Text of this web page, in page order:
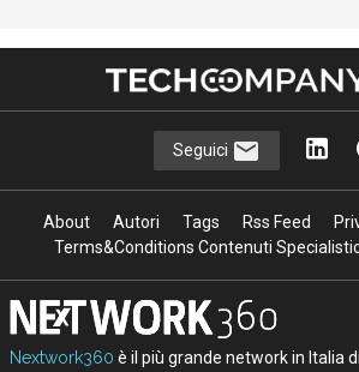
Seguici
About Autori Tags Rss Feed
Terms&Conditions Contenuti
Nextwork360 è il più grande network in Italia